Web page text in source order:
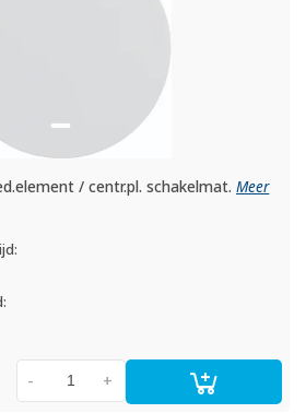
/ centr.pl. schakelmat.Meer
+
-